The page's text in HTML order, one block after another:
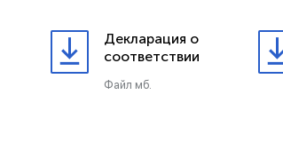
Декларация о
соответствии
Файл мб.